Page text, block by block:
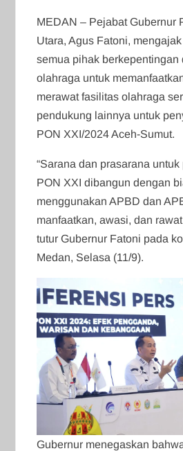
MEDAN – Pejabat Gubernur
Utara, Agus Fatoni,
semua pihak berkepentingan
olahraga untuk
merawat fasilitas olahraga
pendukung lainnya untuk
PON XXI/2024 Aceh-Sumut.
“Sarana dan prasarana
PON XXI dibangun dengan
menggunakan APBD dan
manfaatkan, awasi, dan
tutur Gubernur Fatoni pada
Medan, Selasa (11/9).
Gubernur menegaskan